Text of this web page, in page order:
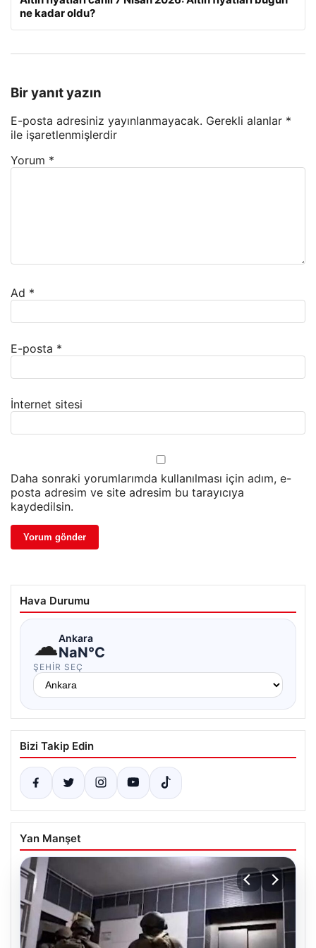
ne kadar oldu?
Bir yanıt yazın
E-posta adresiniz yayınlanmayacak. Gerekli alanlar *
ile işaretlenmişlerdir
Yorum *
Ad *
E-posta *
İnternet sitesi
Daha sonraki yorumlarımda kullanılması için adım, e-
posta adresim ve site adresim bu tarayıcıya
kaydedilsin.
Hava Durumu
☁Ankara
NaN°C
ŞEHIR SEÇ
Bizi Takip Edin
Yan Manşet